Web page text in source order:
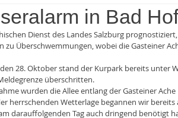
in Bad
Dienst des Landes Salzburg
zu Überschwemmungen, wobei die Gasteiner
28. Oktober stand der Kurpark bereits unter
überschritten.
wurden die Allee entlang der Gasteiner
herrschenden Wetterlage begannen wir
darauffolgenden Tag auch dringend benötigt